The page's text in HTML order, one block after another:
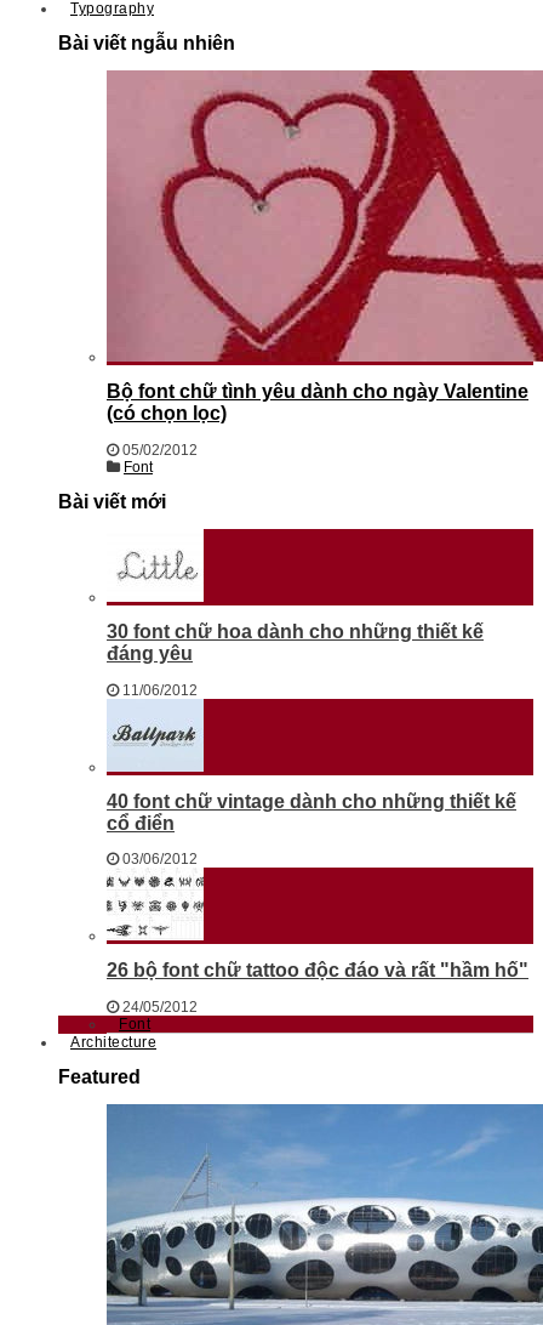
Typography
Bài viết ngẫu nhiên
Bộ font chữ tình yêu dành cho ngày Valentine
(có chọn lọc)
05/02/2012
Font
Bài viết mới
30 font chữ hoa dành cho những thiết kế
đáng yêu
11/06/2012
40 font chữ vintage dành cho những thiết kế
cổ điển
03/06/2012
26 bộ font chữ tattoo độc đáo và rất "hầm hố"
24/05/2012
Font
Architecture
Featured